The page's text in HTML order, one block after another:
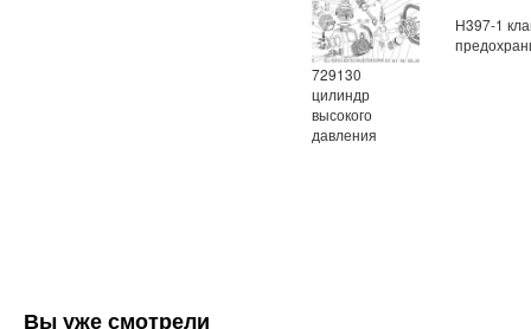
729130
цилиндр
высокого
давления
Н397-1
Вы уже смотрели